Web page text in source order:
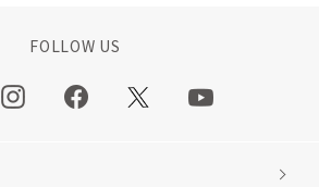
FOLLOW US